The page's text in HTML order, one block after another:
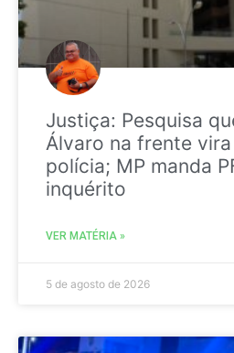
Justiça: Pesquisa
Álvaro na frente
polícia; MP manda
inquérito
VER MATÉRIA »
5 de agosto de 2026